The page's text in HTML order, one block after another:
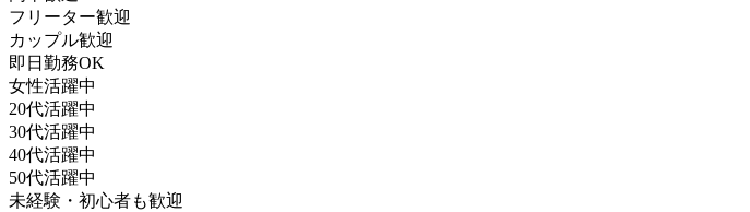
フリーター歓迎
カップル歓迎
即日勤務OK
女性活躍中
20代活躍中
30代活躍中
40代活躍中
50代活躍中
未経験・初心者も歓迎